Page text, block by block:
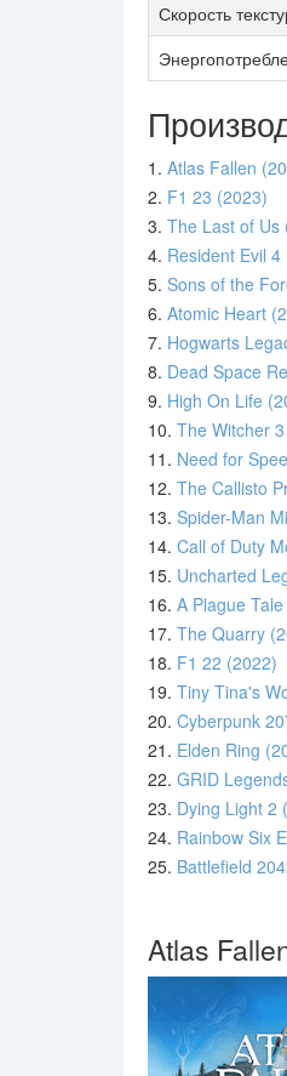
Скорость
1. Atlas Fallen
2. F1 23 (2023)
3. The Last of Us
4. Resident Evil
5. Sons of the
6. Atomic Heart
7. Hogwarts
8. Dead Space
9. High On Life
10. The Witcher
11. Need for
12. The Callisto
13. Spider-Man
14. Call of Duty
15. Uncharted
16. A Plague
17. The Quarry
18. F1 22 (2022)
19. Tiny Tina's
20. Cyberpunk
21. Elden Ring
22. GRID
23. Dying Light 2
24. Rainbow Six
25. Battlefield
Atlas